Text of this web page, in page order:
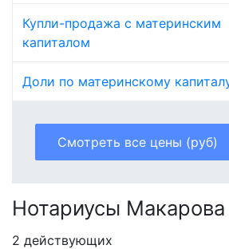
Купли-продажа с материнским
капиталом
Доли по материнскому
Смотреть все цены (руб)
Нотариусы Макарова
2 действующих